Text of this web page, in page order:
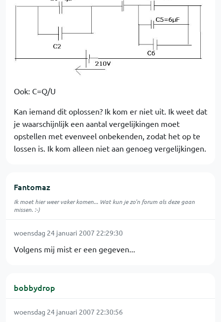
Ook: C=Q/U
Kan iemand dit oplossen? Ik kom er niet uit. Ik weet dat
je waarschijnlijk een aantal vergelijkingen moet
opstellen met evenveel onbekenden, zodat het op te
lossen is. Ik kom alleen niet aan genoeg vergelijkingen.
Fantomaz
Ik moet hier weer vaker komen... Wat kun je zo'n forum als deze gaan
missen. :-)
woensdag 24 januari 2007 22:29:30
Volgens mij mist er een gegeven...
bobbydrop
woensdag 24 januari 2007 22:30:56